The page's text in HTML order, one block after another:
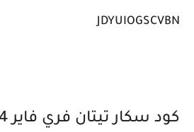
JDYUIOGSCVBN
كود سكار تيتان فري فاير 2024